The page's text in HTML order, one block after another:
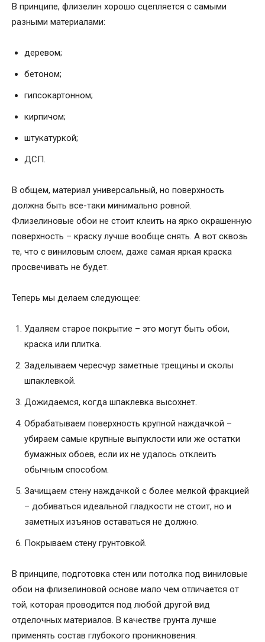
В принципе, флизелин хорошо сцепляется с самыми
разными материалами:
деревом;
бетоном;
гипсокартонном;
кирпичом;
штукатуркой;
ДСП.
В общем, материал универсальный, но поверхность
должна быть все-таки минимально ровной.
Флизелиновые обои не стоит клеить на ярко окрашенную
поверхность – краску лучше вообще снять. А вот сквозь
те, что с виниловым слоем, даже самая яркая краска
просвечивать не будет.
Теперь мы делаем следующее:
Удаляем старое покрытие – это могут быть обои,
краска или плитка.
Заделываем чересчур заметные трещины и сколы
шпаклевкой.
Дожидаемся, когда шпаклевка высохнет.
Обрабатываем поверхность крупной наждачкой –
убираем самые крупные выпуклости или же остатки
бумажных обоев, если их не удалось отклеить
обычным способом.
Зачищаем стену наждачкой с более мелкой фракцией
– добиваться идеальной гладкости не стоит, но и
заметных изъянов оставаться не должно.
Покрываем стену грунтовкой.
В принципе, подготовка стен или потолка под виниловые
обои на флизелиновой основе мало чем отличается от
той, которая проводится под любой другой вид
отделочных материалов. В качестве грунта лучше
применять состав глубокого проникновения.